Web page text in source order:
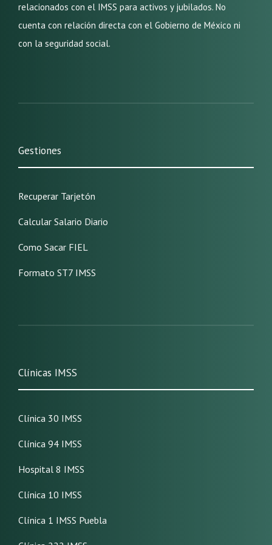
relacionados con el IMSS para activos y jubilados. No
cuenta con relación directa con el Gobierno de México ni
con la seguridad social.
Gestiones
Recuperar Tarjetón
Calcular Salario Diario
Como Sacar FIEL
Formato ST7 IMSS
Clínicas IMSS
Clínica 30 IMSS
Clínica 94 IMSS
Hospital 8 IMSS
Clínica 10 IMSS
Clínica 1 IMSS Puebla